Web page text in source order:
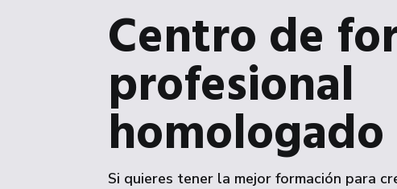
Centro de
profesional
homologado
Si quieres tener la mejor formación para